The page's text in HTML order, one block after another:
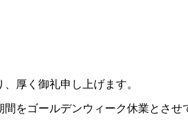
厚く御礼申し上げます。
をゴールデンウィーク休業とさせ